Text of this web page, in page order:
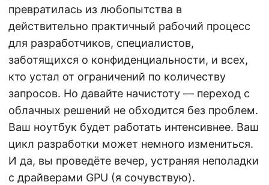
превратилась из любопытства в
действительно практичный рабочий процесс
для разработчиков, специалистов,
заботящихся о конфиденциальности, и всех,
кто устал от ограничений по количеству
запросов. Но давайте начистоту — переход с
облачных решений не обходится без проблем.
Ваш ноутбук будет работать интенсивнее. Ваш
цикл разработки может немного измениться.
И да, вы проведёте вечер, устраняя неполадки
с драйверами GPU (я сочувствую).